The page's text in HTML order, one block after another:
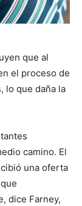
que al
el proceso de
lo que daña la
camino. El
una oferta
dice Farney,